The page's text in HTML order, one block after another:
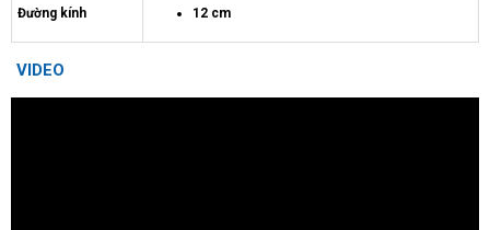
Đường kính 12 cm
VIDEO